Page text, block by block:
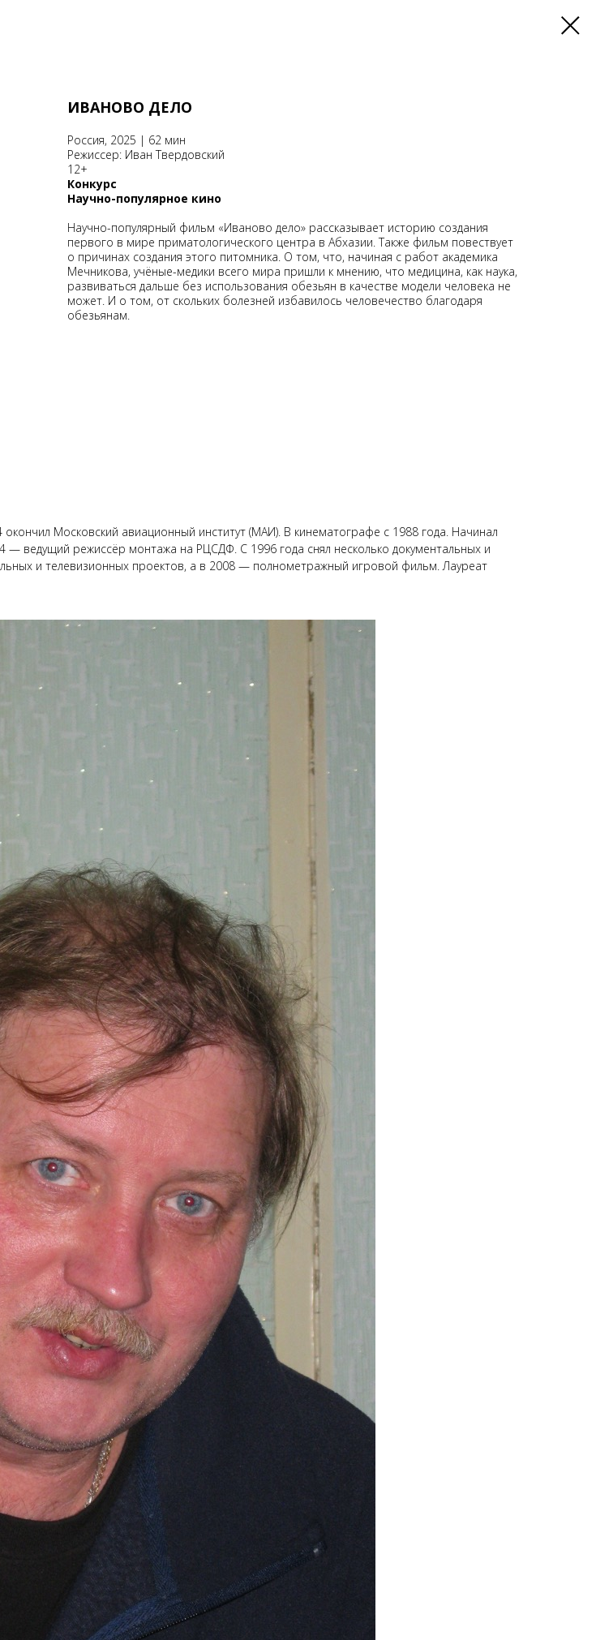
ИВАНОВО ДЕЛО
Россия, 2025 | 62 мин
Режиссер: Иван Твердовский
12+
Конкурс
Научно-популярное кино
Научно-популярный фильм «Иваново дело» рассказывает историю создания
первого в мире приматологического центра в Абхазии. Также фильм повествует
о причинах создания этого питомника. О том, что, начиная с работ академика
Мечникова, учёные-медики всего мира пришли к мнению, что медицина, как наука,
развиваться дальше без использования обезьян в качестве модели человека не
может. И о том, от скольких болезней избавилось человечество благодаря
обезьянам.
Московский авиационный институт (МАИ). В кинематографе с 1988 года. Начинал
ведущий режиссёр монтажа на РЦСДФ. С 1996 года снял несколько документальных и
и телевизионных проектов, а в 2008 — полнометражный игровой фильм. Лауреат